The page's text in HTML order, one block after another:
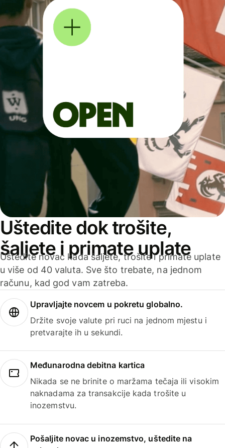
Uštedite dok trošite,
šaljete i primate uplate
Uštedite novac kada šaljete, trošite i primate uplate
u više od 40 valuta. Sve što trebate, na jednom
računu, kad god vam zatreba.
Upravljajte novcem u pokretu globalno.
Držite svoje valute pri ruci na jednom mjestu i
pretvarajte ih u sekundi.
Međunarodna debitna kartica
Nikada se ne brinite o maržama tečaja ili visokim
naknadama za transakcije kada trošite u
inozemstvu.
Pošaljite novac u inozemstvo, uštedite na